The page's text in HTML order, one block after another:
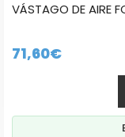
VÁSTAGO DE AIRE
71,60€